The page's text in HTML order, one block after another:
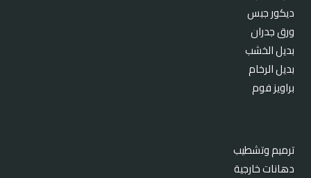
ديكور جبس
ورق جدران
بديل الخشب
بديل الرخام
براويز فوم
ترميم وتشطيب
دهانات خارجية